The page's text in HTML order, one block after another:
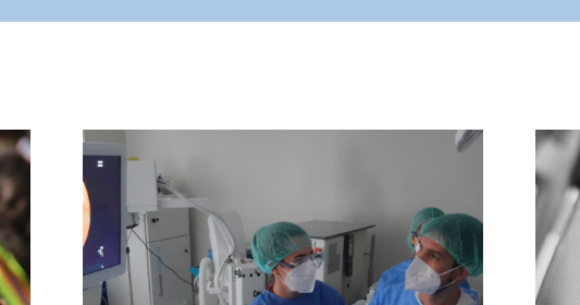
El Hospital Joan XXIII
incorpora una técnica para
obtener muestras de teijido